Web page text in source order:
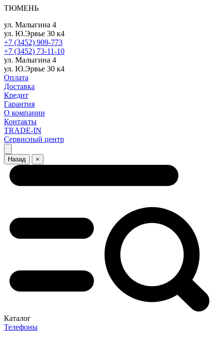
ТЮМЕНЬ
ул. Малыгина 4
ул. Ю.Эрвье 30 к4
+7 (3452) 909-773
+7 (3452) 73-11-10
ул. Малыгина 4
ул. Ю.Эрвье 30 к4
Оплата
Доставка
Кредит
Гарантия
О компании
Контакты
TRADE-IN
Сервисный центр
Назад ×
Каталог
Телефоны